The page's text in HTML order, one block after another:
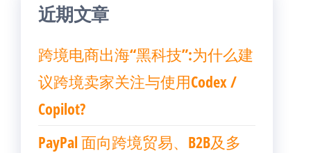
近期文章
跨境电商出海“黑科技”:为什么建
议跨境卖家关注与使用Codex /
Copilot?
PayPal 面向跨境贸易、B2B及多